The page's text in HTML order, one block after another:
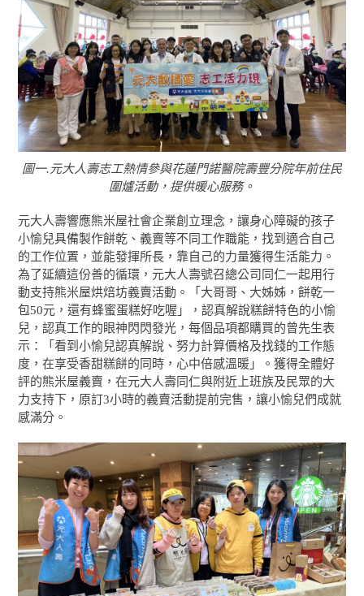
圖一.元大人壽志工熱情參與花蓮門諾醫院壽豐分院年前住民
圍爐活動，提供暖心服務。
元大人壽響應熊米屋社會企業創立理念，讓身心障礙的孩子
小愉兒具備製作餅乾、義賣等不同工作職能，找到適合自己
的工作位置，並能發揮所長，靠自己的力量獲得生活能力。
為了延續這份善的循環，元大人壽號召總公司同仁一起用行
動支持熊米屋烘焙坊義賣活動。「大哥哥、大姊姊，餅乾一
包50元，還有蜂蜜蛋糕好吃喔」，認真解說糕餅特色的小愉
兒，認真工作的眼神閃閃發光，每個品項都購買的曾先生表
示：「看到小愉兒認真解說、努力計算價格及找錢的工作態
度，在享受香甜糕餅的同時，心中倍感溫暖」。獲得全體好
評的熊米屋義賣，在元大人壽同仁與附近上班族及民眾的大
力支持下，原訂3小時的義賣活動提前完售，讓小愉兒們成就
感滿分。